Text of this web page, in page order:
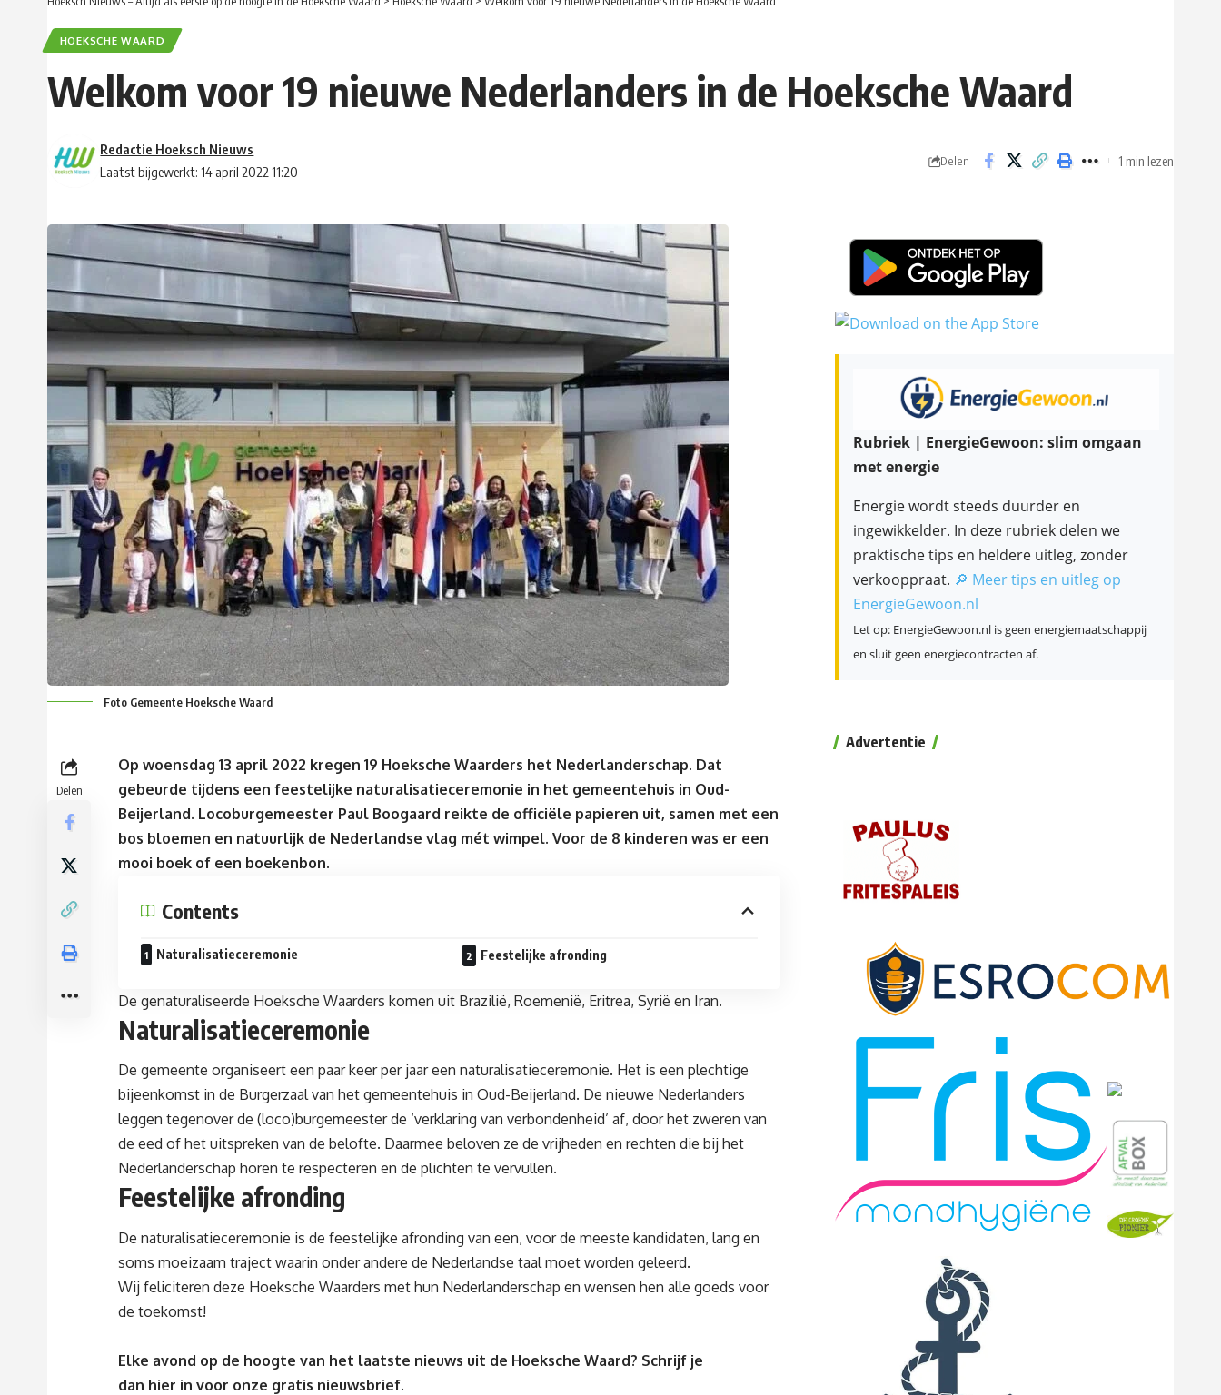
HOEKSCHE WAARD
Welkom voor 19 nieuwe Nederlanders in de Hoeksche Waard
Laatst bijgewerkt: 14 april 2022 11:20
Redactie Hoeksch Nieuws
Delen 1 min lezen
Foto Gemeente Hoeksche Waard
Delen
Op woensdag 13 april 2022 kregen 19 Hoeksche Waarders het Nederlanderschap. Dat
gebeurde tijdens een feestelijke naturalisatieceremonie in het gemeentehuis in Oud-
Beijerland. Locoburgemeester Paul Boogaard reikte de officiële papieren uit, samen met een
bos bloemen en natuurlijk de Nederlandse vlag mét wimpel. Voor de 8 kinderen was er een
mooi boek of een boekenbon.
Contents
Naturalisatieceremonie Feestelijke afronding
De genaturaliseerde Hoeksche Waarders komen uit Brazilië, Roemenië, Eritrea, Syrië en Iran.
Naturalisatieceremonie
De gemeente organiseert een paar keer per jaar een naturalisatieceremonie. Het is een plechtige
bijeenkomst in de Burgerzaal van het gemeentehuis in Oud-Beijerland. De nieuwe Nederlanders
leggen tegenover de (loco)burgemeester de ‘verklaring van verbondenheid’ af, door het zweren van
de eed of het uitspreken van de belofte. Daarmee beloven ze de vrijheden en rechten die bij het
Nederlanderschap horen te respecteren en de plichten te vervullen.
Feestelijke afronding
De naturalisatieceremonie is de feestelijke afronding van een, voor de meeste kandidaten, lang en
soms moeizaam traject waarin onder andere de Nederlandse taal moet worden geleerd.
Wij feliciteren deze Hoeksche Waarders met hun Nederlanderschap en wensen hen alle goeds voor
de toekomst!
Elke avond op de hoogte van het laatste nieuws uit de Hoeksche Waard? Schrijf je
dan hier in voor onze gratis nieuwsbrief.
Rubriek | EnergieGewoon: slim omgaan
met energie
Energie wordt steeds duurder en
ingewikkelder. In deze rubriek delen we
praktische tips en heldere uitleg, zonder
verkooppraat. 🔎 Meer tips en uitleg op
EnergieGewoon.nl
Let op: EnergieGewoon.nl is geen energiemaatschappij
en sluit geen energiecontracten af.
Advertentie